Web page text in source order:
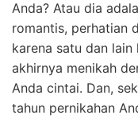
Anda? Atau dia
romantis, perhatian
karena satu dan
akhirnya menikah
Anda cintai. Dan,
tahun pernikahan